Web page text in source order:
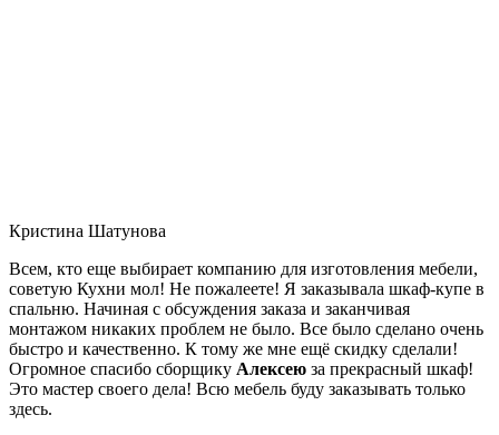
Кристина Шатунова
Всем, кто еще выбирает компанию для изготовления мебели,
советую Кухни мол! Не пожалеете! Я заказывала шкаф-купе в
спальню. Начиная с обсуждения заказа и заканчивая
монтажом никаких проблем не было. Все было сделано очень
быстро и качественно. К тому же мне ещё скидку сделали!
Огромное спасибо сборщику Алексею за прекрасный шкаф!
Это мастер своего дела! Всю мебель буду заказывать только
здесь.